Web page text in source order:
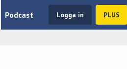
Podcast Logga in PLUS